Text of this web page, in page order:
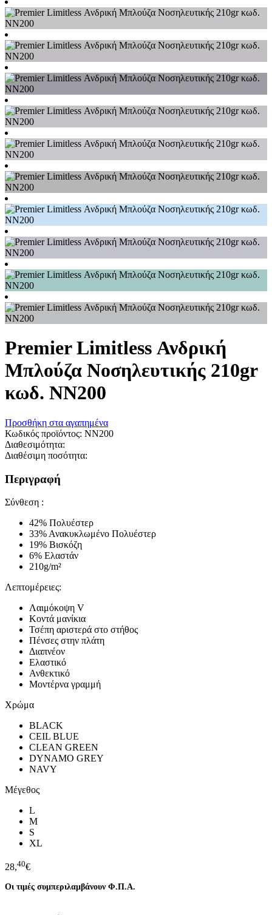
Premier Limitless Ανδρική
Μπλούζα Νοσηλευτικής 210gr
κωδ. NN200
Προσθήκη στα αγαπημένα
Κωδικός προϊόντος: NN200
Διαθεσιμότητα:
Διαθέσιμη ποσότητα:
Περιγραφή
Σύνθεση :
42% Πολυέστερ
33% Ανακυκλωμένο Πολυέστερ
19% Βισκόζη
6% Ελαστάν
210g/m²
Λεπτομέρειες:
Λαιμόκοψη V
Κοντά μανίκια
Τσέπη αριστερά στο στήθος
Πένσες στην πλάτη
Διαπνέον
Ελαστικό
Ανθεκτικό
Μοντέρνα γραμμή
Χρώμα
BLACK
CEIL BLUE
CLEAN GREEN
DYNAMO GREY
NAVY
Μέγεθος
L
M
S
XL
28,40€
Οι τιμές συμπεριλαμβάνουν Φ.Π.Α.